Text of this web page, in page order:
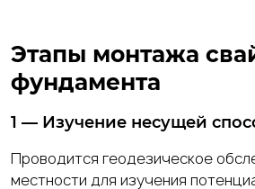
Этапы монтажа
фундамента
1 — Изучение несущей
Проводится геодезическое
местности для изучения